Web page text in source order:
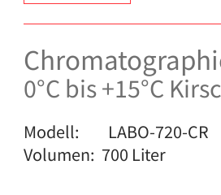
0°C bis +15°C
Modell: LABO-720-
Volumen: 700 Liter